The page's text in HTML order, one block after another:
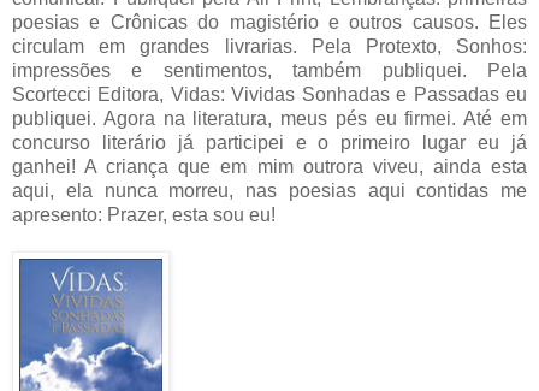
poesias e Crônicas do magistério e outros causos. Eles
circulam em grandes livrarias. Pela Protexto, Sonhos:
impressões e sentimentos, também publiquei. Pela
Scortecci Editora, Vidas: Vividas Sonhadas e Passadas eu
publiquei. Agora na literatura, meus pés eu firmei. Até em
concurso literário já participei e o primeiro lugar eu já
ganhei! A criança que em mim outrora viveu, ainda esta
aqui, ela nunca morreu, nas poesias aqui contidas me
apresento: Prazer, esta sou eu!